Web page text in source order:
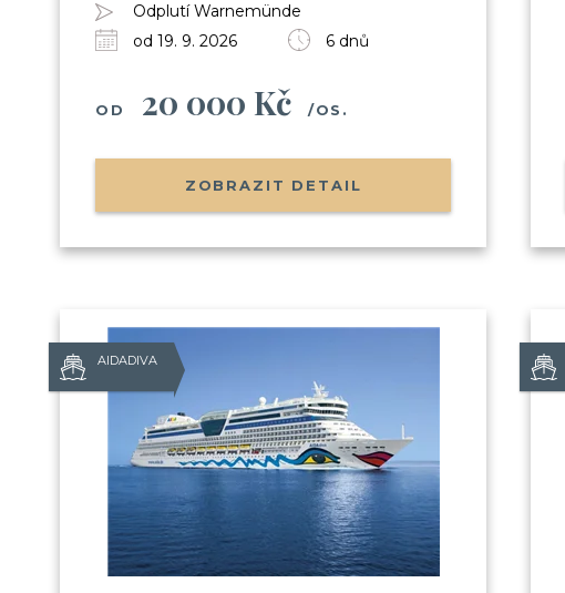
Odplutí Warnemünde
od 19. 9. 2026
6 dnů
OD 20 000 Kč /OS.
ZOBRAZIT DETAIL
AIDADIVA